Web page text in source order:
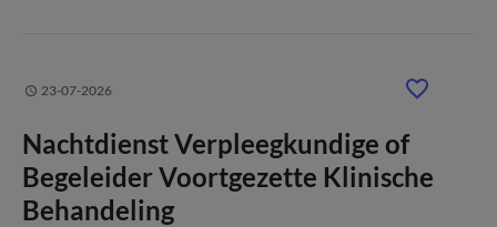
23-07-2026
Nachtdienst Verpleegkundige of
Begeleider Voortgezette Klinische
Behandeling